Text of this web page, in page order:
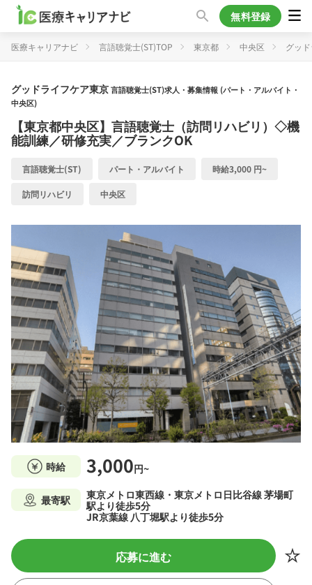
無料登録
医療キャリアナビ 言語聴覚士(ST)TOP 東京都 中央区 グッ
グッドライフケア東京言語聴覚士(ST)求人・募集情報 (パート・アルバイト・
中央区)
【東京都中央区】言語聴覚士（訪問リハビリ）◇機
能訓練／研修充実／ブランクOK
言語聴覚士(ST) パート・アルバイト 時給3,000 円~
訪問リハビリ 中央区
時給 3,000円~
最寄駅
東京メトロ東西線・東京メトロ日比谷線 茅場町
駅より徒歩5分
JR京葉線 八丁堀駅より徒歩5分
応募に進む